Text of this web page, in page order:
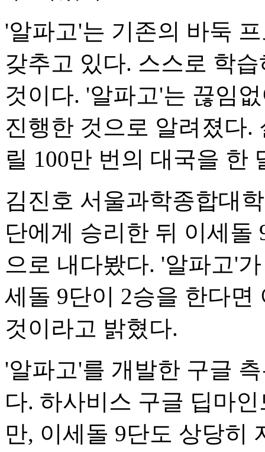
'알파고'는 기존의 바둑
갖추고 있다. 스스로 학
것이다. '알파고'는 끊임
진행한 것으로 알려졌다.
릴 100만 번의 대국을 한
김진호 서울과학종합대
단에게 승리한 뒤 이세돌
으로 내다봤다. '알파고'
세돌 9단이 2승을 한다
것이라고 밝혔다.
'알파고'를 개발한 구글
다. 하사비스 구글 딥마
만, 이세돌 9단도 상당히